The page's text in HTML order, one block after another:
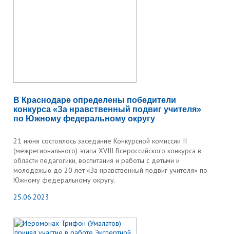
В Краснодаре определены победители
конкурса «За нравственный подвиг учителя»
по Южному федеральному округу
21 июня состоялось заседание Конкурсной комиссии II
(межрегионального) этапа XVIII Всероссийского конкурса в
области педагогики, воспитания и работы с детьми и
молодежью до 20 лет «За нравственный подвиг учителя» по
Южному федеральному округу.
25.06.2023